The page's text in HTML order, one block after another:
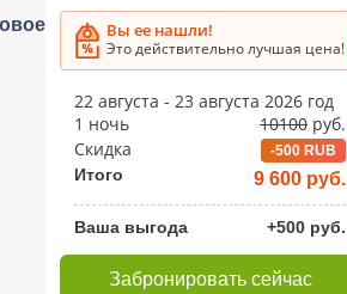
Вы ее нашли!
Это действительно лучшая цена!
22 августа - 23 августа 2026 год
1 ночь
10100 руб.
Скидка
-500 RUB
Итого 9 600 руб.
Ваша выгода +500 руб.
Забронировать сейчас